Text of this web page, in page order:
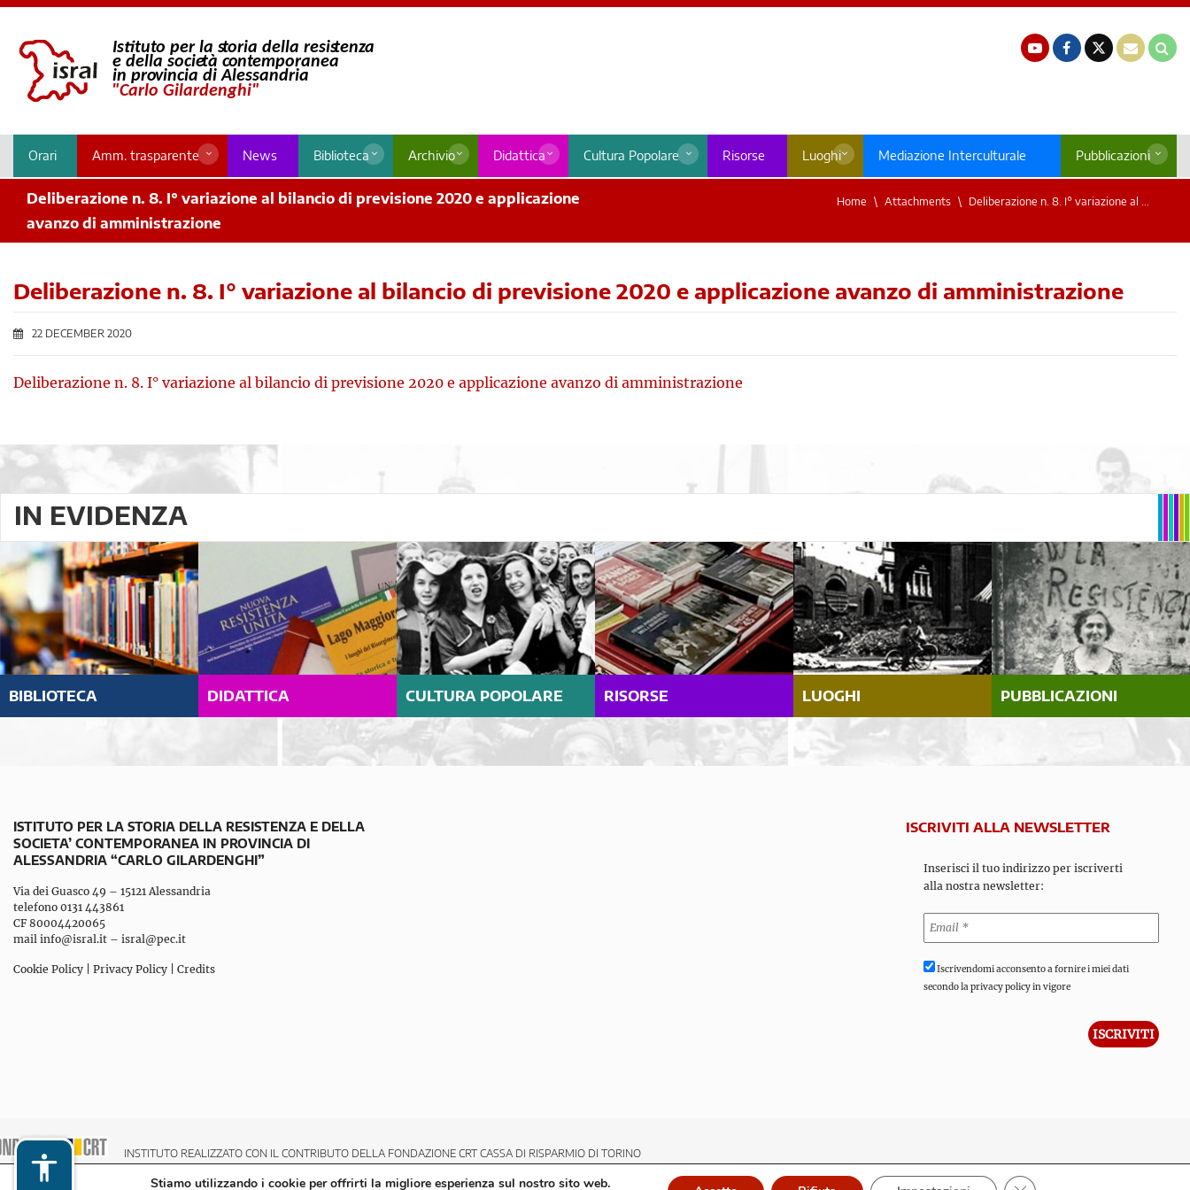
Orari Amm. trasparente News Biblioteca Archivio Didattica Cultura Popolare Risorse Luoghi Mediazione Interculturale Pubblicazioni
Deliberazione n. 8. I° variazione al bilancio di previsione 2020 e applicazione
avanzo di amministrazione
Home Attachments Deliberazione n. 8. I° variazione al ...
Deliberazione n. 8. I° variazione al bilancio di previsione 2020 e applicazione avanzo di amministrazione
22 DECEMBER 2020
Deliberazione n. 8. I° variazione al bilancio di previsione 2020 e applicazione avanzo di amministrazione
IN EVIDENZA
BIBLIOTECA DIDATTICA CULTURA POPOLARE RISORSE LUOGHI PUBBLICAZIONI
ISTITUTO PER LA STORIA DELLA RESISTENZA E DELLA
SOCIETA’ CONTEMPORANEA IN PROVINCIA DI
ALESSANDRIA “CARLO GILARDENGHI”
Via dei Guasco 49 – 15121 Alessandria
telefono 0131 443861
CF 80004420065
mail info@isral.it – isral@pec.it
Cookie Policy Privacy Policy Credits
ISCRIVITI ALLA NEWSLETTER
Inserisci il tuo indirizzo per iscriverti
alla nostra newsletter:
Iscrivendomi acconsento a fornire i miei dati
secondo la privacy policy in vigore
INSTITUTO REALIZZATO CON IL CONTRIBUTO DELLA FONDAZIONE CRT CASSA DI RISPARMIO DI TORINO
Stiamo utilizzando i cookie per offrirti la migliore esperienza sul nostro sito web. Close GDPR Cookie Banner